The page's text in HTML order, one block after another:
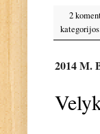
2
2014 M.